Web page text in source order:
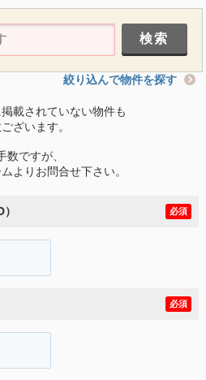
絞り込んで物件を探す
載されていない物件も
ざいます。
数ですが、
よりお問合せ下さい。
必須
必須